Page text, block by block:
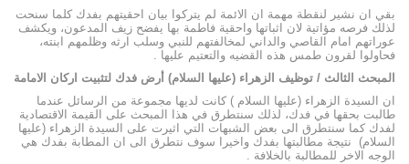
بقي ان نشير لنقطة مهمة ان الائمة لم يتركوا بيان احقيتهم بفدك كلما سنحت
لذلك فرصه مؤاتية لان اثباتها واحقية فاطمة بها يفضح زيف المدعون، ويكشف
عوراتهم امام القاصي والداني لمخالفتهم للنبي وسلب ارثه وظلمهم ابنته،
فحاولوا لقرون طمس هذه القضيه والتعتيم عليها .
المبحث الثالث / توظيف الزهراء (عليها السلام) أرض فدك لتثبيت اركان الامامة
ان السيدة الزهراء (عليها السلام ) كانت لديها مجموعة من الرسائل عندما
طالبت بحقها في فدك، لذلك سنتطرق في هذا المبحث على القيمة الاقتصادية
لفدك كما سنتطرق الى بعض الشبهات التي اثيرت على السيدة الزهراء (عليها
السلام) نتيجة مطالبتها بفدك واخيرا سوف نتطرق الى ان المطابة بفدك هي
الوجه الاخر للمطالبة بالخلافة .